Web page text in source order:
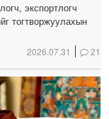
экспортлогч
тогтворжуулахын
2026.07.31 21